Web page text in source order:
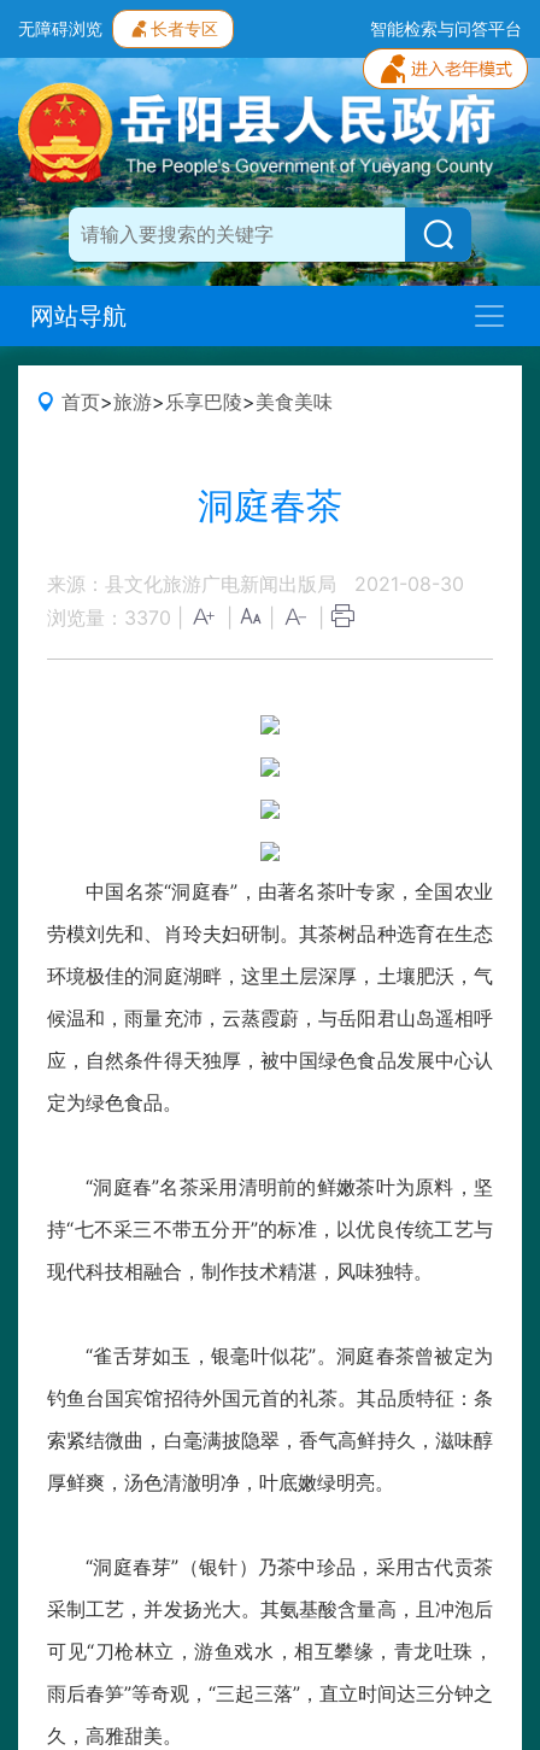
无障碍浏览 长者专区 智能检索与问答平台
网站导航
首页>旅游>乐享巴陵>美食美味
洞庭春茶
来源：县文化旅游广电新闻出版局
2021-08-30
浏览量： 3370
中国名茶“洞庭春”，由著名茶叶专家，全国农业
劳模刘先和、肖玲夫妇研制。其茶树品种选育在生态
环境极佳的洞庭湖畔，这里土层深厚，土壤肥沃，气
候温和，雨量充沛，云蒸霞蔚，与岳阳君山岛遥相呼
应，自然条件得天独厚，被中国绿色食品发展中心认
定为绿色食品。
“洞庭春”名茶采用清明前的鲜嫩茶叶为原料，坚
持“七不采三不带五分开”的标准，以优良传统工艺与
现代科技相融合，制作技术精湛，风味独特。
“雀舌芽如玉，银毫叶似花”。洞庭春茶曾被定为
钓鱼台国宾馆招待外国元首的礼茶。其品质特征：条
索紧结微曲，白毫满披隐翠，香气高鲜持久，滋味醇
厚鲜爽，汤色清澈明净，叶底嫩绿明亮。
“洞庭春芽”（银针）乃茶中珍品，采用古代贡茶
采制工艺，并发扬光大。其氨基酸含量高，且冲泡后
可见“刀枪林立，游鱼戏水，相互攀缘，青龙吐珠，
雨后春笋”等奇观，“三起三落”，直立时间达三分钟之
久，高雅甜美。